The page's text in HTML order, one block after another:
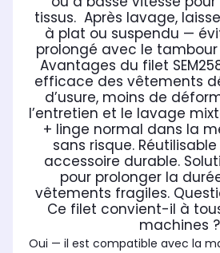
tissus. Après lavage, laissez sécher le filet
à plat ou suspendu —
prolongé avec le
Avantages du filet SEM258710
efficace des vêtements
d’usure, moins de
l’entretien et le lavage
+ linge normal dans la
sans risque. Réutilisable et lavable —
accessoire durable. Solution abordable
pour prolonger la
vêtements fragiles. Questions fréquentes
Ce filet convient-il à
machines ?
Oui — il est compatible avec la